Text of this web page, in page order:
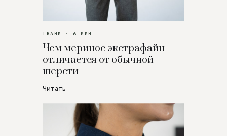
ТКАНИ · 6 МИН
Чем меринос экстрафайн
отличается от обычной
шерсти
Читать